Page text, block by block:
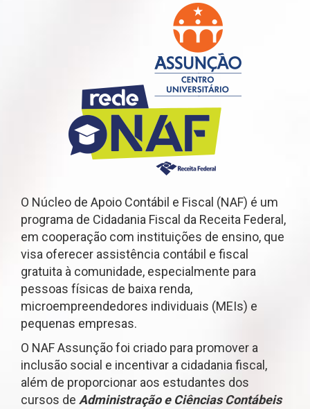
O Núcleo de Apoio Contábil e Fiscal (NAF) é um
programa de Cidadania Fiscal da Receita Federal,
em cooperação com instituições de ensino, que
visa oferecer assistência contábil e fiscal
gratuita à comunidade, especialmente para
pessoas físicas de baixa renda,
microempreendedores individuais (MEIs) e
pequenas empresas.
O NAF Assunção foi criado para promover a
inclusão social e incentivar a cidadania fiscal,
além de proporcionar aos estudantes dos
cursos de Administração e Ciências Contábeis